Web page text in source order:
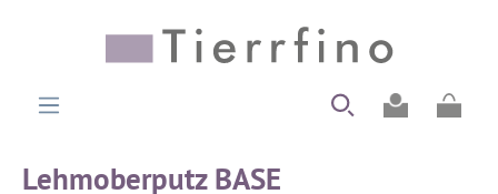
Lehmoberputz BASE